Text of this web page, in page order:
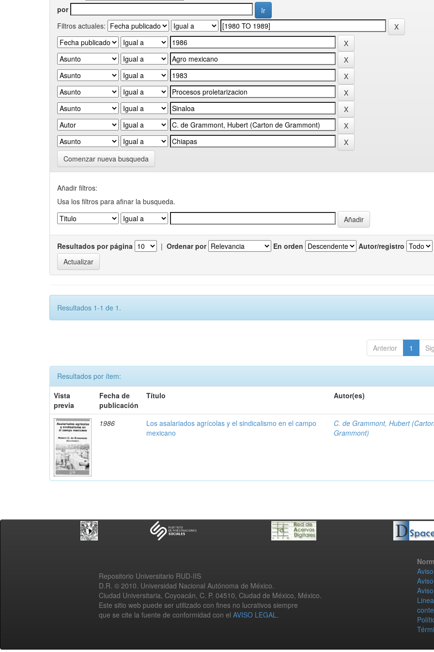
por
Filtros actuales:
Comenzar nueva busqueda
Añadir filtros:
Usa los filtros para afinar la busqueda.
Resultados por página | Ordenar por En orden Autor/registro
Resultados 1-1 de 1.
Anterior 1
Resultados por ítem:
Vista
previa
Fecha de
publicación
Título Autor(es)
1986
Los asalariados agrícolas y el sindicalismo en el campo
mexicano
C. de Grammont, Hubert
Grammont)
Repositorio Universitario RUD-IIS
D.R. © 2010. Universidad Nacional Autónoma de México.
Ciudad Universitaria, Coyoacán, C. P. 04510, Ciudad de México, México.
Este sitio web puede ser utilizado con fines no lucrativos siempre
que se cite la fuente de conformidad con el AVISO LEGAL.